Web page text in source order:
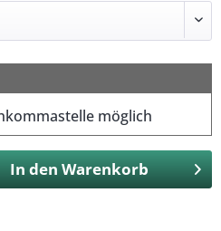
möglich
In denWarenkorb